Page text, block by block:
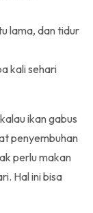
lama, dan tidur
kali sehari
ikan gabus
penyembuhan
perlu makan
Hal ini bisa